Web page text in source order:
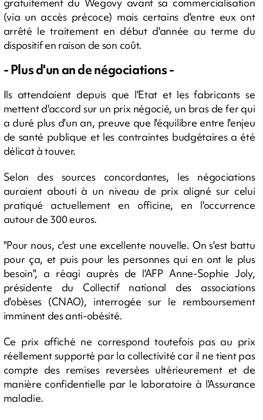
(via un accès précoce) mais certains d'entre eux ont
arrêté le traitement en début d'année au terme du
dispositif en raison de son coût.
- Plus d'un an de négociations -
Ils attendaient depuis que l'Etat et les fabricants se
mettent d'accord sur un prix négocié, un bras de fer qui
a duré plus d'un an, preuve que l'équilibre entre l'enjeu
de santé publique et les contraintes budgétaires a été
délicat à touver.
Selon des sources concordantes, les négociations
auraient abouti à un niveau de prix aligné sur celui
pratiqué actuellement en officine, en l'occurrence
autour de 300 euros.
"Pour nous, c'est une excellente nouvelle. On s'est battu
pour ça, et puis pour les personnes qui en ont le plus
besoin", a réagi auprès de l'AFP Anne-Sophie Joly,
présidente du Collectif national des associations
d'obèses (CNAO), interrogée sur le remboursement
imminent des anti-obésité.
Ce prix affiché ne correspond toutefois pas au prix
réellement supporté par la collectivité car il ne tient pas
compte des remises reversées ultérieurement et de
manière confidentielle par le laboratoire à l'Assurance
maladie.